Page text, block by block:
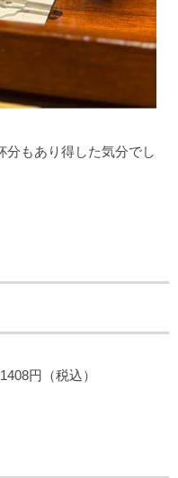
分もあり得した気分でし
円（税込）